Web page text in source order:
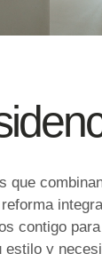
que
contigo
estilo y